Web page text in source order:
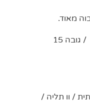
מאוד.
*גודל התמונות רוחב 21 ס"מ / גובה 15
/ וו תליה /